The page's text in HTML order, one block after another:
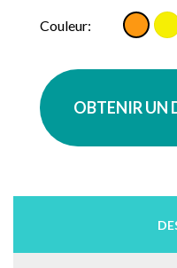
Couleur: Orange
OBTENIR UN